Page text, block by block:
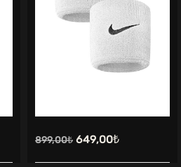
899,00₺ Orijinal
fiyat:
649,00₺Şu
andaki